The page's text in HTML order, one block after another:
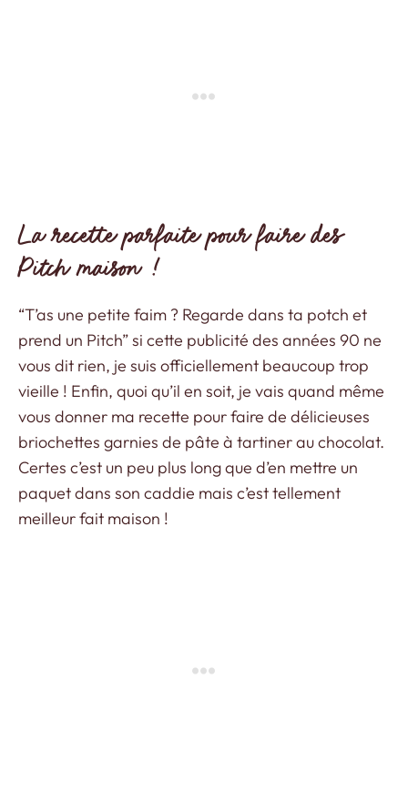
La recette parfaite pour faire des
Pitch maison !
“T’as une petite faim ? Regarde dans ta potch et
prend un Pitch” si cette publicité des années 90 ne
vous dit rien, je suis officiellement beaucoup trop
vieille ! Enfin, quoi qu’il en soit, je vais quand même
vous donner ma recette pour faire de délicieuses
briochettes garnies de pâte à tartiner au chocolat.
Certes c’est un peu plus long que d’en mettre un
paquet dans son caddie mais c’est tellement
meilleur fait maison !